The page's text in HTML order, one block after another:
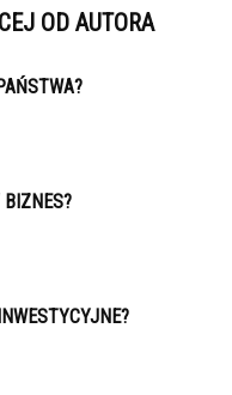
OD AUTORA